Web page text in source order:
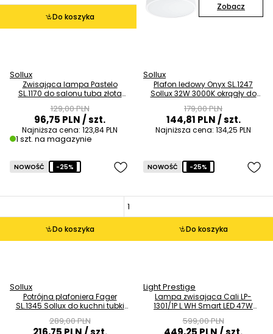
Do koszyka
Sollux
Zwisająca lampa Pastelo
SL.1170 do salonu tuba złota
129,00 PLN
96,75 PLN/ szt.
Najniższa cena: 123,84 PLN
1 szt. na magazynie
Zobacz
Sollux
Plafon ledowy Onyx SL.1247
Sollux 32W 3000K okrągły do
179,00 PLN
144,81 PLN/ szt.
Najniższa cena: 134,25 PLN
Do koszyka
NOWOŚĆ -25%
Sollux
Potrójna plafoniera Fager
SL.1345 Sollux do kuchni tubki
289,00 PLN
Do koszyka
NOWOŚĆ -25%
Light Prestige
Lampa zwisająca Cali LP-
1301/1P L WH Smart LED 47W
599,00 PLN